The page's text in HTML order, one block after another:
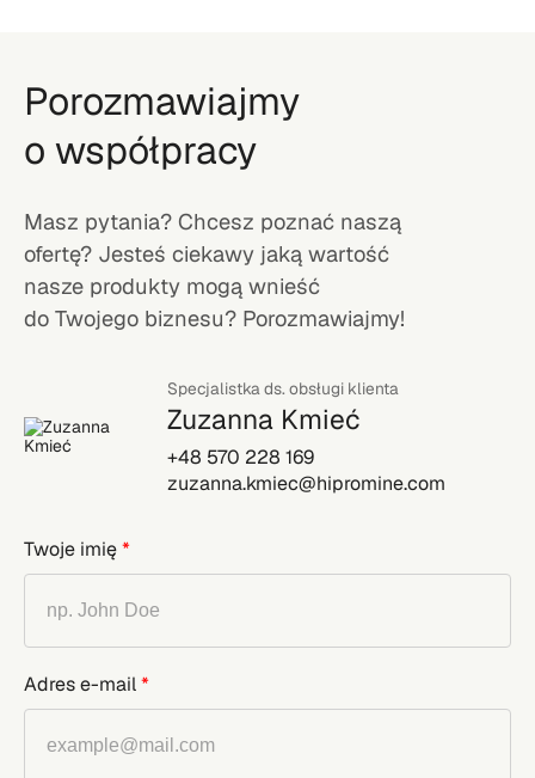
Porozmawiajmy
o współpracy
Masz pytania? Chcesz poznać naszą
ofertę? Jesteś ciekawy jaką wartość
nasze produkty mogą wnieść
do Twojego biznesu? Porozmawiajmy!
Specjalistka ds. obsługi klienta
Zuzanna Kmieć
+48 570 228 169
zuzanna.kmiec@hipromine.com
Twoje imię*
Adres e-mail*